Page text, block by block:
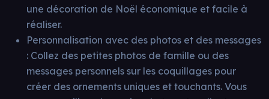
une décoration de Noël économique et facile à
réaliser.
Personnalisation avec des photos et des messages
: Collez des petites photos de famille ou des
messages personnels sur les coquillages pour
créer des ornements uniques et touchants. Vous